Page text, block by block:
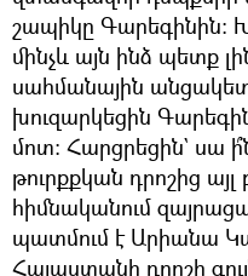
շապիկը Գարեգինին։
մինչև այն ինձ պետք
սահմանային
խուզարկեցին
մոտ։ Հարցրեցին` սա
թուրքքկան դրոշից
հիմնականում
պատմում է Արիանա
Հայաստանի դրոշի